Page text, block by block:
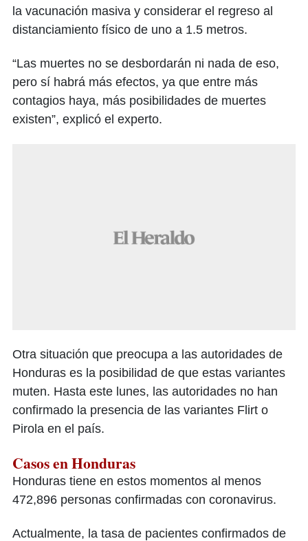
la vacunación masiva y considerar el regreso al
distanciamiento físico de uno a 1.5 metros.
“Las muertes no se desbordarán ni nada de eso,
pero sí habrá más efectos, ya que entre más
contagios haya, más posibilidades de muertes
existen”, explicó el experto.
Otra situación que preocupa a las autoridades de
Honduras es la posibilidad de que estas variantes
muten. Hasta este lunes, las autoridades no han
confirmado la presencia de las variantes Flirt o
Pirola en el país.
Casos en Honduras
Honduras tiene en estos momentos al menos
472,896 personas confirmadas con coronavirus.
Actualmente, la tasa de pacientes confirmados de